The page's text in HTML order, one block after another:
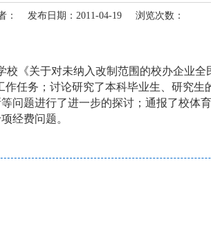
： 发布日期：2011-04-19 浏览次数：
《关于对未纳入改制范围的校办企业
任务；讨论研究了本科毕业生、研究
问题进行了进一步的探讨；通报了校体
经费问题。